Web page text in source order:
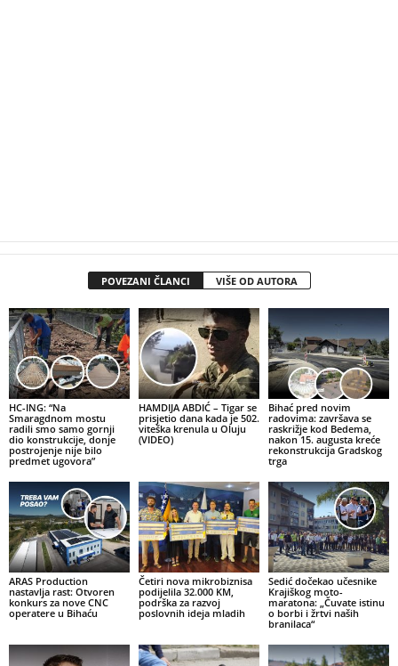
POVEZANI ČLANCI VIŠE OD AUTORA
HC-ING: “Na
Smaragdnom mostu
radili smo samo gornji
dio konstrukcije, donje
postrojenje nije bilo
predmet ugovora”
HAMDIJA ABDIĆ – Tigar se
prisjetio dana kada je 502.
viteška krenula u Oluju
(VIDEO)
Bihać pred novim
radovima: završava se
raskrižje kod Bedema,
nakon 15. augusta kreće
rekonstrukcija Gradskog
trga
ARAS Production
nastavlja rast: Otvoren
konkurs za nove CNC
operatere u Bihaću
Četiri nova mikrobiznisa
podijelila 32.000 KM,
podrška za razvoj
poslovnih ideja mladih
Sedić dočekao učesnike
Krajiškog moto-
maratona: „Čuvate istinu
o borbi i žrtvi naših
branilaca“